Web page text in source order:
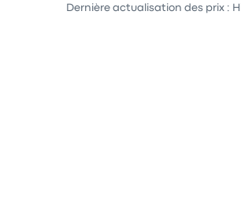
Dernière actualisation des prix :